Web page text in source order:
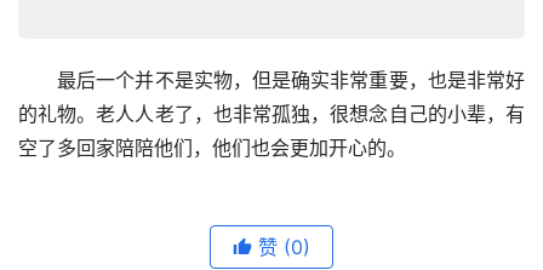
最后一个并不是实物，但是确实非常重要，也是非常好
的礼物。老人人老了，也非常孤独，很想念自己的小辈，有
空了多回家陪陪他们，他们也会更加开心的。
赞 (0)